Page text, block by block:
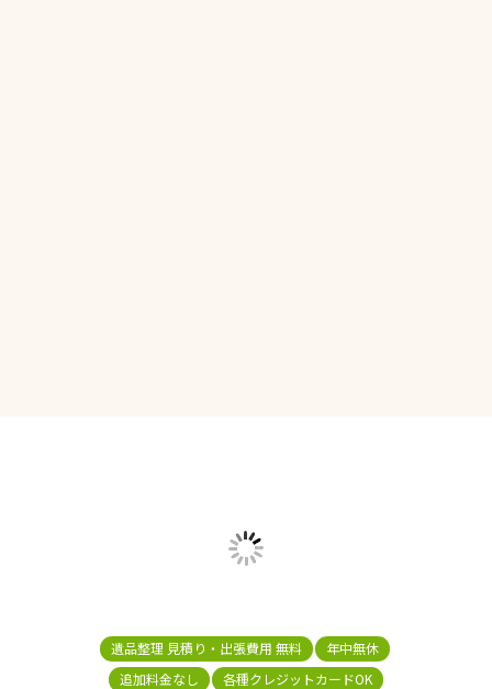
遺品整理 見積り・出張費用 無料
年中無休
追加料金なし
各種クレジットカードOK